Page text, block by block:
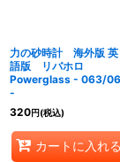
力の砂時計 海外版 英
語版 リバホロ
Powerglass - 063/
-
320円(税込)
カートに入れ